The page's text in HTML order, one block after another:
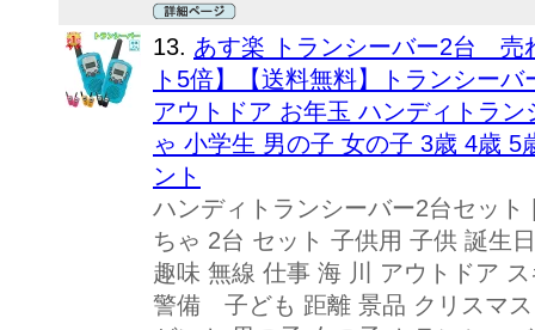
13. あす楽 トランシーバー2台
ト5倍】【送料無料】トランシー
アウトドア お年玉 ハンディトラ
ゃ 小学生 男の子 女の子 3歳 4歳
ント
ハンディトランシーバー2台セッ
ちゃ 2台 セット 子供用 子供 誕生
趣味 無線 仕事 海 川 アウトドア
警備 子ども 距離 景品 クリスマ